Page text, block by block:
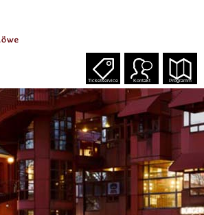
Ticketservice Kontakt Programm